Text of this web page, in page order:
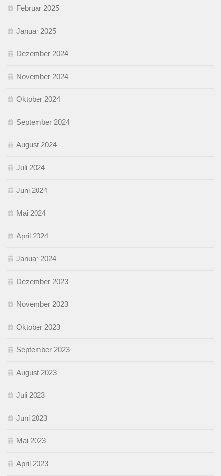
Februar 2025
Januar 2025
Dezember 2024
November 2024
Oktober 2024
September 2024
August 2024
Juli 2024
Juni 2024
Mai 2024
April 2024
Januar 2024
Dezember 2023
November 2023
Oktober 2023
September 2023
August 2023
Juli 2023
Juni 2023
Mai 2023
April 2023